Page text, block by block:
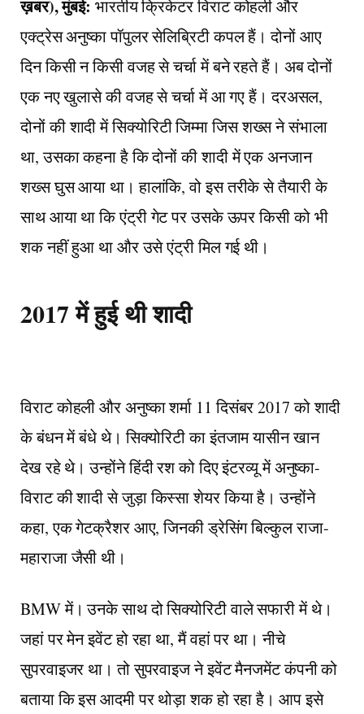
ख़बर), मुंबई: भारतीय क्रिकेटर विराट कोहली और
एक्ट्रेस अनुष्का पॉपुलर सेलिब्रिटी कपल हैं। दोनों आए
दिन किसी न किसी वजह से चर्चा में बने रहते हैं। अब दोनों
एक नए खुलासे की वजह से चर्चा में आ गए हैं। दरअसल,
दोनों की शादी में सिक्योरिटी जिम्मा जिस शख्स ने संभाला
था, उसका कहना है कि दोनों की शादी में एक अनजान
शख्स घुस आया था। हालांकि, वो इस तरीके से तैयारी के
साथ आया था कि एंट्री गेट पर उसके ऊपर किसी को भी
शक नहीं हुआ था और उसे एंट्री मिल गई थी।
2017 में हुई थी शादी
विराट कोहली और अनुष्का शर्मा 11 दिसंबर 2017 को शादी
के बंधन में बंधे थे। सिक्योरिटी का इंतजाम यासीन खान
देख रहे थे। उन्होंने हिंदी रश को दिए इंटरव्यू में अनुष्का-
विराट की शादी से जुड़ा किस्सा शेयर किया है। उन्होंने
कहा, एक गेटक्रैशर आए, जिनकी ड्रेसिंग बिल्कुल राजा-
महाराजा जैसी थी।
BMW में। उनके साथ दो सिक्योरिटी वाले सफारी में थे।
जहां पर मेन इवेंट हो रहा था, मैं वहां पर था। नीचे
सुपरवाइजर था। तो सुपरवाइज ने इवेंट मैनजमेंट कंपनी को
बताया कि इस आदमी पर थोड़ा शक हो रहा है। आप इसे